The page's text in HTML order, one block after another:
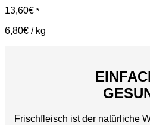
13,60€ *
6,80€ / kg
Frischfleisch ist der natürliche